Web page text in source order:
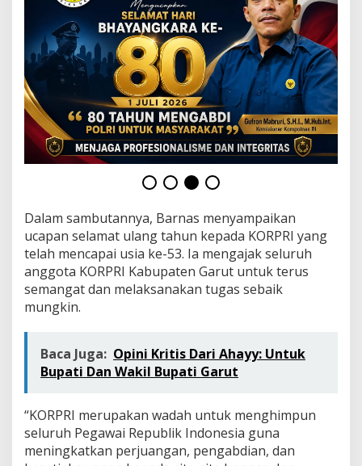
Dalam sambutannya, Barnas menyampaikan
ucapan selamat ulang tahun kepada KORPRI yang
telah mencapai usia ke-53. Ia mengajak seluruh
anggota KORPRI Kabupaten Garut untuk terus
semangat dan melaksanakan tugas sebaik
mungkin.
Baca Juga: Opini Kritis Dari Ahayy: Untuk
Bupati Dan Wakil Bupati Garut
“KORPRI merupakan wadah untuk menghimpun
seluruh Pegawai Republik Indonesia guna
meningkatkan perjuangan, pengabdian, dan